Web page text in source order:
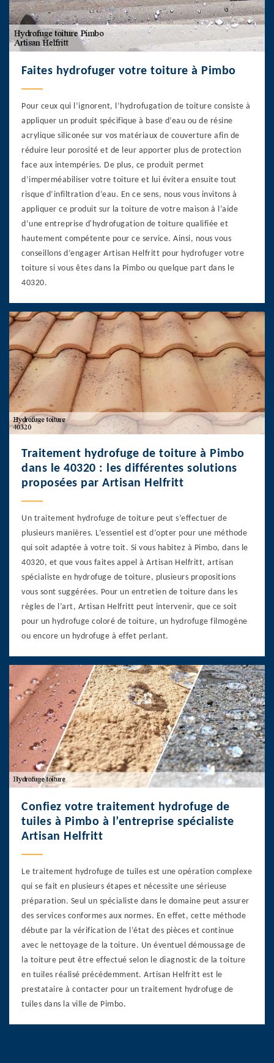
Faites hydrofuger votre toiture à Pimbo
Pour ceux qui l’ignorent, l’hydrofugation de toiture consiste à
appliquer un produit spécifique à base d’eau ou de résine
acrylique siliconée sur vos matériaux de couverture afin de
réduire leur porosité et de leur apporter plus de protection
face aux intempéries. De plus, ce produit permet
d’imperméabiliser votre toiture et lui évitera ensuite tout
risque d’infiltration d’eau. En ce sens, nous vous invitons à
appliquer ce produit sur la toiture de votre maison à l’aide
d’une entreprise d'hydrofugation de toiture qualifiée et
hautement compétente pour ce service. Ainsi, nous vous
conseillons d’engager Artisan Helfritt pour hydrofuger votre
toiture si vous êtes dans la Pimbo ou quelque part dans le
40320.
Traitement hydrofuge de toiture à Pimbo
dans le 40320 : les différentes solutions
proposées par Artisan Helfritt
Un traitement hydrofuge de toiture peut s’effectuer de
plusieurs manières. L’essentiel est d’opter pour une méthode
qui soit adaptée à votre toit. Si vous habitez à Pimbo, dans le
40320, et que vous faites appel à Artisan Helfritt, artisan
spécialiste en hydrofuge de toiture, plusieurs propositions
vous sont suggérées. Pour un entretien de toiture dans les
règles de l’art, Artisan Helfritt peut intervenir, que ce soit
pour un hydrofuge coloré de toiture, un hydrofuge filmogène
ou encore un hydrofuge à effet perlant.
Confiez votre traitement hydrofuge de
tuiles à Pimbo à l’entreprise spécialiste
Artisan Helfritt
Le traitement hydrofuge de tuiles est une opération complexe
qui se fait en plusieurs étapes et nécessite une sérieuse
préparation. Seul un spécialiste dans le domaine peut assurer
des services conformes aux normes. En effet, cette méthode
débute par la vérification de l’état des pièces et continue
avec le nettoyage de la toiture. Un éventuel démoussage de
la toiture peut être effectué selon le diagnostic de la toiture
en tuiles réalisé précédemment. Artisan Helfritt est le
prestataire à contacter pour un traitement hydrofuge de
tuiles dans la ville de Pimbo.